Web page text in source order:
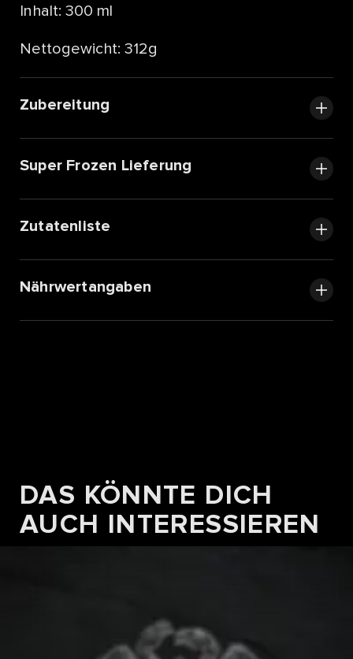
Inhalt: 300 ml
Nettogewicht: 312g
Zubereitung
Super Frozen Lieferung
Zutatenliste
Nährwertangaben
DAS KÖNNTE DICH
AUCH INTERESSIEREN